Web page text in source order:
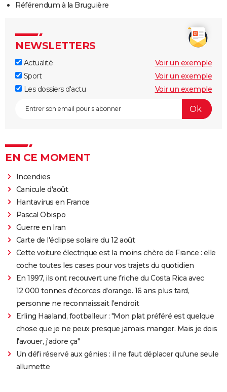
Référendum à la Bruguière
NEWSLETTERS
Actualité
Voir un exemple
Sport
Voir un exemple
Les dossiers d'actu
Voir un exemple
EN CE MOMENT
Incendies
Canicule d'août
Hantavirus en France
Pascal Obispo
Guerre en Iran
Carte de l'éclipse solaire du 12 août
Cette voiture électrique est la moins chère de France : elle
coche toutes les cases pour vos trajets du quotidien
En 1997, ils ont recouvert une friche du Costa Rica avec
12 000 tonnes d'écorces d'orange. 16 ans plus tard,
personne ne reconnaissait l'endroit
Erling Haaland, footballeur : "Mon plat préféré est quelque
chose que je ne peux presque jamais manger. Mais je dois
l'avouer, j'adore ça"
Un défi réservé aux génies : il ne faut déplacer qu'une seule
allumette